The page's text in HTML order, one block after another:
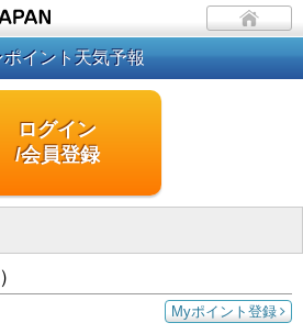
ポイント天気予報
ログイン
/会員登録
Myポイント登録